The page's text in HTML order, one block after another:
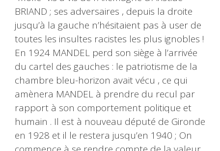
BRIAND ; ses adversaires , depuis la droite
jusqu’à la gauche n’hésitaient pas à user de
toutes les insultes racistes les plus ignobles !
En 1924 MANDEL perd son siège à l’arrivée
du cartel des gauches : le patriotisme de la
chambre bleu-horizon avait vécu , ce qui
amènera MANDEL à prendre du recul par
rapport à son comportement politique et
humain . Il est à nouveau député de Gironde
en 1928 et il le restera jusqu’en 1940 ; On